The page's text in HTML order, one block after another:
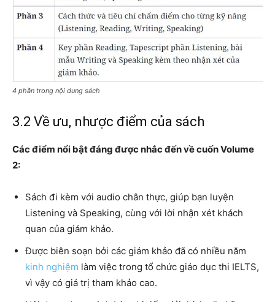
4 phần trong nội dung sách
3.2 Về ưu, nhược điểm của sách
Các điểm nổi bật đáng được nhắc đến về cuốn Volume
2:
Sách đi kèm với audio chân thực, giúp bạn luyện
Listening và Speaking, cùng với lời nhận xét khách
quan của giám khảo.
Được biên soạn bởi các giám khảo đã có nhiều năm
kinh nghiệm làm việc trong tổ chức giáo dục thi IELTS,
vì vậy có giá trị tham khảo cao.